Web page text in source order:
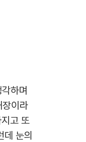
하며
이라
고 또
눈의